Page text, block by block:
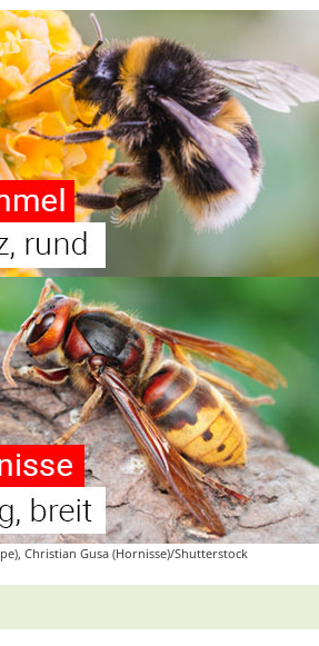
Christian Gusa (Hornisse)/Shutterstock